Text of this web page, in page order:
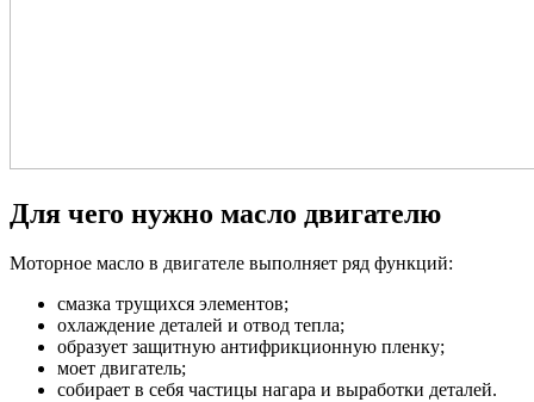
Для чего нужно масло двигателю
Моторное масло в двигателе выполняет ряд функций:
смазка трущихся элементов;
охлаждение деталей и отвод тепла;
образует защитную антифрикционную пленку;
моет двигатель;
собирает в себя частицы нагара и выработки деталей.